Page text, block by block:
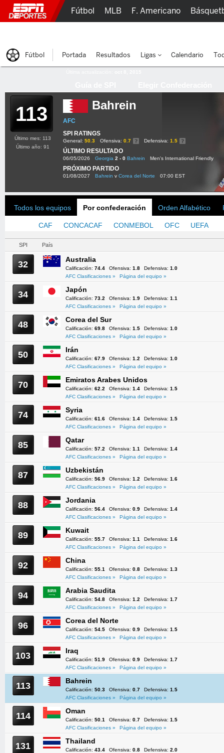
113 Bahrein
AFC
SPI RATINGS
General: 50.3 Ofensiva: 0.7 Defensiva: 1.5
ÚLTIMO RESULTADO
06/05/2026 Georgia 2 - 0 Bahrein Men's International Friendly
PRÓXIMO PARTIDO
01/08/2027 Bahrein v Corea del Norte 07:00 EST
Último mes: 113
Último año: 91
Todos los equipos Por confederación Orden Alfabético
CAF CONCACAF CONMEBOL OFC UEFA
SPI País
32 Australia
Calificación: 74.4 Ofensiva: 1.8 Defensiva: 1.0
AFC Clasificaciones »
Página del equipo »
34 Japón
Calificación: 73.2 Ofensiva: 1.9 Defensiva: 1.1
AFC Clasificaciones »
Página del equipo »
48 Corea del Sur
Calificación: 69.8 Ofensiva: 1.5 Defensiva: 1.0
AFC Clasificaciones »
Página del equipo »
50 Irán
Calificación: 67.9 Ofensiva: 1.2 Defensiva: 1.0
AFC Clasificaciones »
Página del equipo »
70 Emiratos Arabes Unidos
Calificación: 62.2 Ofensiva: 1.4 Defensiva: 1.5
AFC Clasificaciones »
Página del equipo »
74 Syria
Calificación: 61.6 Ofensiva: 1.4 Defensiva: 1.5
AFC Clasificaciones »
Página del equipo »
85 Qatar
Calificación: 57.2 Ofensiva: 1.1 Defensiva: 1.4
AFC Clasificaciones »
Página del equipo »
87 Uzbekistán
Calificación: 56.9 Ofensiva: 1.2 Defensiva: 1.6
AFC Clasificaciones »
Página del equipo »
88 Jordania
Calificación: 56.4 Ofensiva: 0.9 Defensiva: 1.4
AFC Clasificaciones »
Página del equipo »
89 Kuwait
Calificación: 55.7 Ofensiva: 1.1 Defensiva: 1.6
AFC Clasificaciones »
Página del equipo »
92 China
Calificación: 55.1 Ofensiva: 0.8 Defensiva: 1.3
AFC Clasificaciones »
Página del equipo »
94 Arabia Saudita
Calificación: 54.8 Ofensiva: 1.2 Defensiva: 1.7
AFC Clasificaciones »
Página del equipo »
96 Corea del Norte
Calificación: 54.5 Ofensiva: 0.9 Defensiva: 1.5
AFC Clasificaciones »
Página del equipo »
103 Iraq
Calificación: 51.9 Ofensiva: 0.9 Defensiva: 1.7
AFC Clasificaciones »
Página del equipo »
113 Bahrein
Calificación: 50.3 Ofensiva: 0.7 Defensiva: 1.5
AFC Clasificaciones »
Página del equipo »
114 Oman
Calificación: 50.1 Ofensiva: 0.7 Defensiva: 1.5
AFC Clasificaciones »
Página del equipo »
131 Thailand
Calificación: 43.4 Ofensiva: 0.8 Defensiva: 2.0
Fútbol MLB F. Americano
Fútbol Portada Resultados Ligas Calendario